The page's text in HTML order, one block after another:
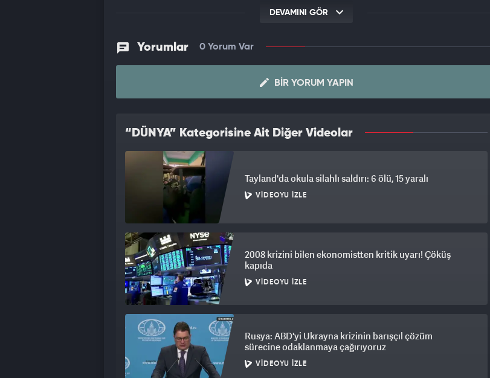
"HÜKÜMETİN YASALARA UYACAĞINI UMUYORUM"
Yunan televizyonun "Türkiye'nin F-16 talebi" sorusuna da cevap veren Mike Pompeo, S-
400 sebebiyle Türkiye'ye F-35'lerin verilmediği ve CAATSA yaptırımlarının uygulandığını
hatırlatarak, Biden yönetiminin ABD yasalarını çiğnemeyeceğine inandığını belirtti:
"TEHDİT DİLİ KULLANILMAMALI"
Kendi döneminde Ankara ile olan ilişkilerine değinen eski Dışişleri Bakanı, "Hiçbir zaman
askeri güç kullanımını desteklemedik. Onları (Türkleri) her zaman diyalog masasına
çağırdı. İyi NATO müttefikleri, birbirleri için böyle (tehdit dili) kullanmamalı" ifadelerini
KAYNAK: HABER7
DEVAMINI GÖR
Yorumlar 0 Yorum Var
BIR YORUM YAPIN
“DÜNYA” Kategorisine Ait Diğer Videolar
Tayland'da okula silahlı saldırı: 6 ölü, 15 yaralı
VIDEOYU İZLE
2008 krizini bilen ekonomistten kritik uyarı! Çöküş
kapıda
VIDEOYU İZLE
Rusya: ABD'yi Ukrayna krizinin barışçıl çözüm
sürecine odaklanmaya çağırıyoruz
VIDEOYU İZLE